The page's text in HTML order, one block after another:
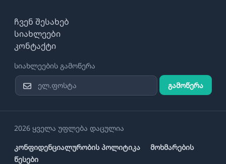
ჩვენ შესახებ
სიახლეები
კონტაქტი
სიახლეების გამოწერა
გამოწერა
2026 ყველა უფლება დაცულია
კონფიდენციალურობის პოლიტიკა
მოხმარების
წესები